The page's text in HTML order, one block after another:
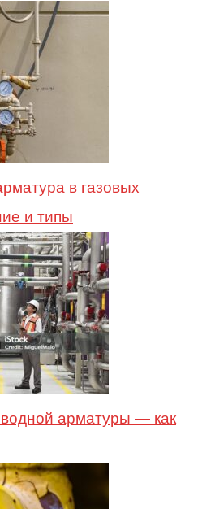
в газовых
и типы
арматуры — как